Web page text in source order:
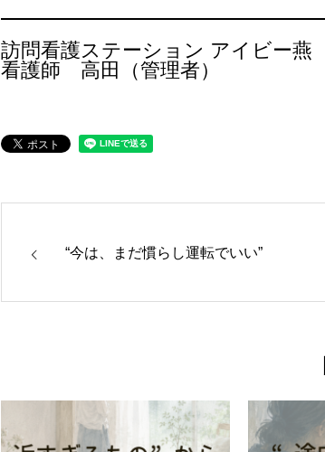
訪問看護ステーション アイビー燕
看護師 高田（管理者）
“今は、まだ慣らし運転でいい”